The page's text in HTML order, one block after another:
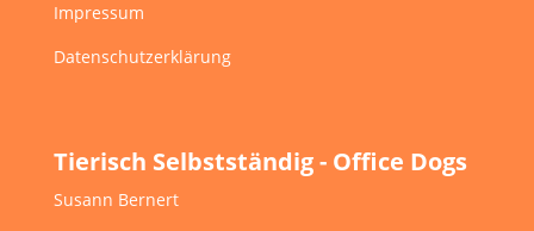
Impressum
Datenschutzerklärung
Tierisch Selbstständig - Office Dogs
Susann Bernert